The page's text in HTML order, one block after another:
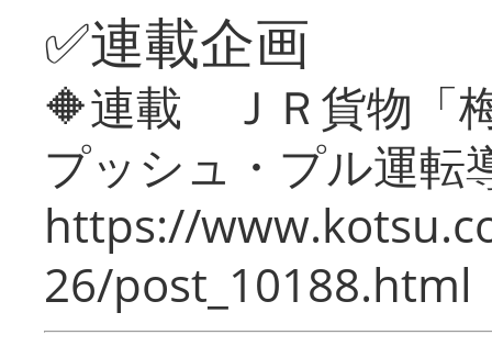
✅連載企画
🔶連載 ＪＲ貨物「
プッシュ・プル運転
https://
26/post_10188.html